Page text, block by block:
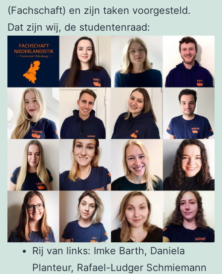
(Fachschaft) en zijn taken voorgesteld.
Dat zijn wij, de studentenraad:
Rij van links: Imke Barth, Daniela
Planteur, Rafael-Ludger Schmiemann